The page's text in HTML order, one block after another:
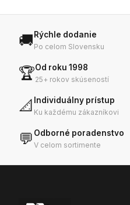
🚚 Rýchle dodanie
Po celom Slovensku
🏆Od roku 1998
25+ rokov skúseností
📐 Individuálny prístup
Ku každému zákazníkovi
💬 Odborné poradenstvo
V celom sortimente